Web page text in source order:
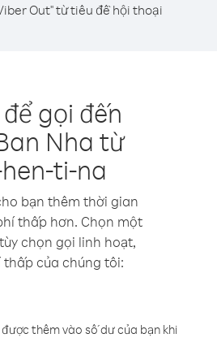
Out" từ tiêu đề hội thoại
gọi đến
Nha từ
ti-na
bạn thêm thời gian
thấp hơn. Chọn một
chọn gọi linh hoạt,
của chúng tôi:
thêm vào số dư của bạn khi